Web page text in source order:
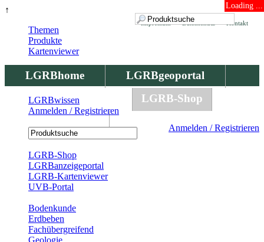
↑ Loading ...
Kontakt
Datenschutz
Impressum
LGRBhome
LGRBgeoportal
LGRBbohrungen
LGRB-Shop
Anmelden / Registrieren
Themen
Produkte
Kartenviewer
LGRBwissen
Anmelden / Registrieren
LGRB-Shop
LGRBanzeigeportal
LGRB-Kartenviewer
UVB-Portal
Bodenkunde
Erdbeben
Fachübergreifend
Geologie